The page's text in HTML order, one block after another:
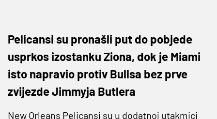
Pelicansi su pronašli put do pobjede
usprkos izostanku Ziona, dok je Miami
isto napravio protiv Bullsa bez prve
zvijezde Jimmyja Butlera
New Orleans Pelicansi su u dodatnoj utakmici